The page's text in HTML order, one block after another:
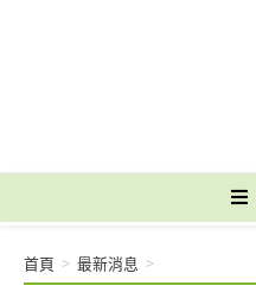
首頁 > 最新消息 >